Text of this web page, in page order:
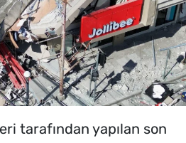
tarafından yapılan son